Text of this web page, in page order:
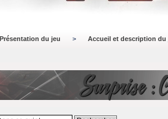
Présentation du jeu > Accueil et description du
Surprise :